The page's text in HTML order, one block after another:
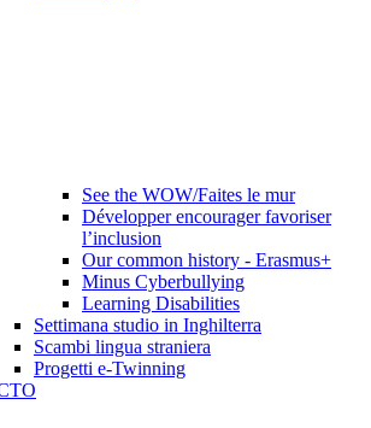
See the WOW/Faites le mur
Développer encourager favoriser
l’inclusion
Our common history - Erasmus+
Minus Cyberbullying
Learning Disabilities
Settimana studio in Inghilterra
Scambi lingua straniera
Progetti e-Twinning